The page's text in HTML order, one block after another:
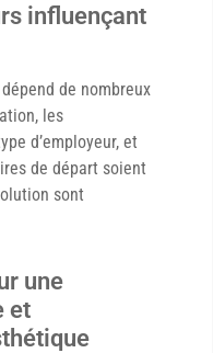
influençant
de nombreux
les
d’employeur, et
de départ soient
sont
une
et